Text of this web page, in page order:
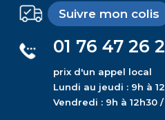
Suivre mon colis
01 76 47 26
prix d'un appel local
Lundi au jeudi : 9h à
Vendredi : 9h à 12h30 /